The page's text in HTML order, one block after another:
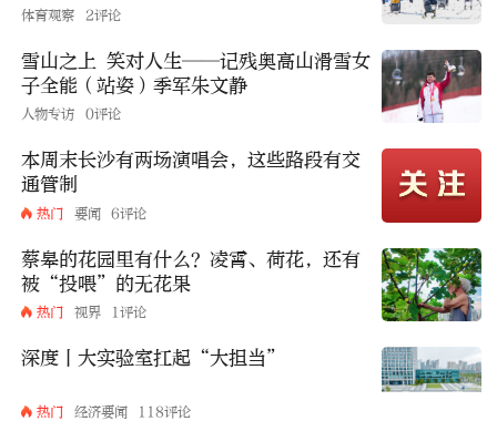
体育观察 2评论
雪山之上 笑对人生——记残奥高山滑雪女
子全能（站姿）季军朱文静
人物专访 0评论
本周末长沙有两场演唱会，这些路段有交
通管制
热门 要闻 6评论
蔡皋的花园里有什么？凌霄、荷花，还有
被“投喂”的无花果
热门 视界 1评论
深度丨大实验室扛起“大担当”
热门 经济要闻 118评论